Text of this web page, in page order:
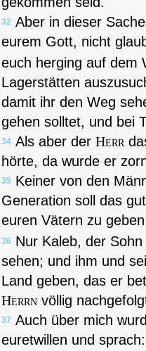
32 Aber in dieser
eurem Gott, nicht
euch herging auf dem
Lagerstätten
damit ihr den Weg
gehen solltet, und bei
34 Als aber derHerr
hörte, da wurde er
35 Keiner von den
Generation soll das
euren Vätern zu
36 Nur Kaleb, der
sehen; und ihm und
Land geben, das er
Herrn völlig
37 Auch über mich
euretwillen und